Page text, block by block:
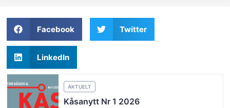
Facebook Twitter
LinkedIn
AKTUELT
Kåsanytt Nr 1 2026